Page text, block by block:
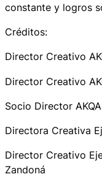
constante y logros
Créditos:
Director Creativo
Director Creativo
Socio Director
Directora Creativa
Director Creativo
Zandoná